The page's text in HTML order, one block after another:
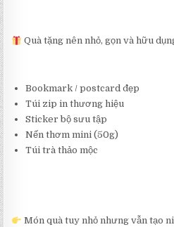
Quà tặng nên nhỏ, gọn và hữu
Bookmark / postcard đẹp
Túi zip in thương hiệu
Sticker bộ sưu tập
Nến thơm mini (50g)
Túi trà thảo mộc
Món quà tuy nhỏ nhưng vẫn tạo